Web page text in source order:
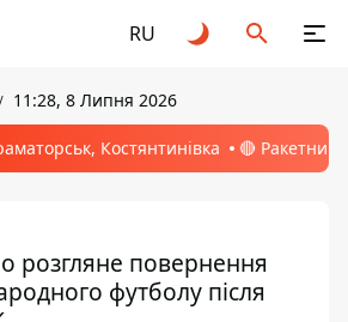
RU
11:28, 8 Липня 2026
Костянтинівка 🔴 Ракетний
розгляне повернення
футболу після